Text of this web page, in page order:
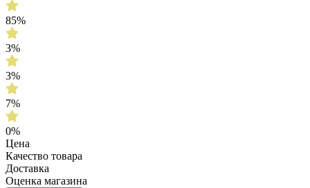
85%
3%
3%
7%
0%
Цена
Качество товара
Доставка
Оценка магазина